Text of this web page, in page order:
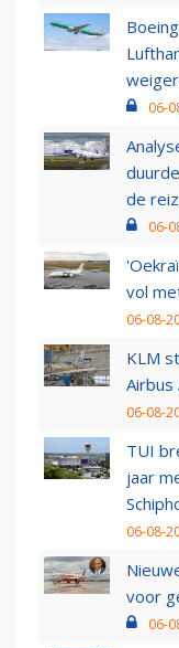
06-
de
06-
vol
06-08-
KLM
06-08-
TUI
jaar
06-08-
voor
06-